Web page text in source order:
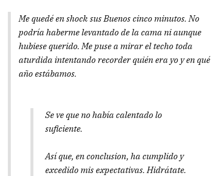
Me quedé en shock sus Buenos cinco minutos. No
podría haberme levantado de la cama ni aunque
hubiese querido. Me puse a mirar el techo toda
aturdida intentando recorder quién era yo y en qué
año estábamos.
Se ve que no había calentado lo
suficiente.
Así que, en conclusion, ha cumplido y
excedido mis expectativas. Hidrátate.